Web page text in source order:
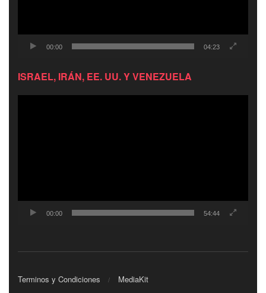
00:00 04:23
ISRAEL, IRÁN, EE. UU. Y VENEZUELA
00:00 54:44
Terminos y Condiciones MediaKit